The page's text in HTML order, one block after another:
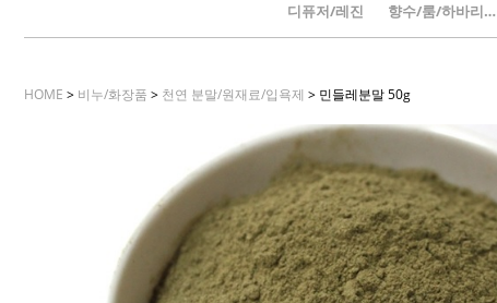
디퓨저/레진 향수/룸/하바리움
HOME > 비누/화장품 > 천연 분말/원재료/입욕제 > 민들레분말 50g